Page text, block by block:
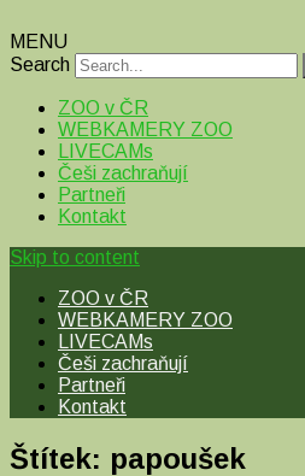
MENU
Search
ZOO v ČR
WEBKAMERY ZOO
LIVECAMs
Češi zachraňují
Partneři
Kontakt
Skip to content
ZOO v ČR
WEBKAMERY ZOO
LIVECAMs
Češi zachraňují
Partneři
Kontakt
Štítek: papoušek